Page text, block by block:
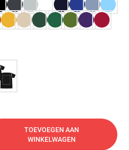
TOEVOEGEN AAN
WINKELWAGEN